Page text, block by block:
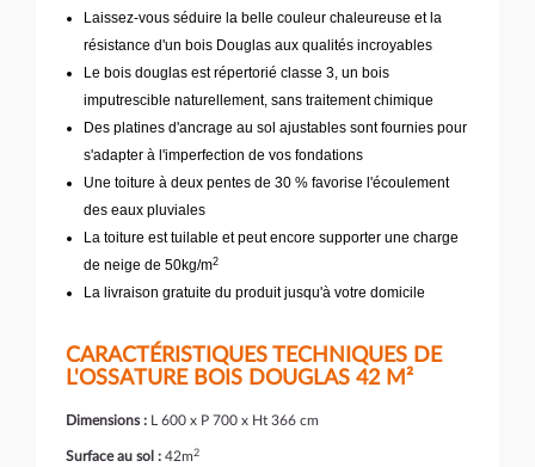
Laissez-vous séduire la belle couleur chaleureuse et la
résistance d'un bois Douglas aux qualités incroyables
Le bois douglas est répertorié classe 3, un bois
imputrescible naturellement, sans traitement chimique
Des platines d'ancrage au sol ajustables sont fournies pour
s'adapter à l'imperfection de vos fondations
Une toiture à deux pentes de 30 % favorise l'écoulement
des eaux pluviales
La toiture est tuilable et peut encore supporter une charge
de neige de 50kg/m2
La livraison gratuite du produit jusqu'à votre domicile
CARACTÉRISTIQUES TECHNIQUES DE
L'OSSATURE BOIS DOUGLAS 42 M²
Dimensions : L 600 x P 700 x Ht 366 cm
Surface au sol : 42m2